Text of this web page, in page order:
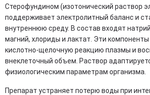
Стерофундином (изотонический раствор
поддерживает электролитный баланс и
внутреннюю среду. В состав входят
магний, хлориды и лактат. Эти
кислотно-щелочную реакцию плазмы и
внеклеточный объем. Раствор
физиологическим параметрам организма.
Препарат устраняет потерю воды при